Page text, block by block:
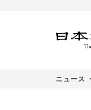
ニュース